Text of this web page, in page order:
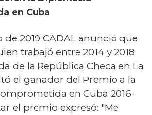
en Cuba
de 2019 CADAL anunció que
trabajó entre 2014 y 2018
de la República Checa en La
el ganador del Premio a la
en Cuba 2016-
el premio expresó: "Me